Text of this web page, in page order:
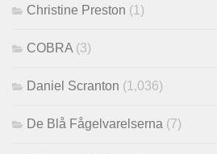
Christine Preston (1)
COBRA (3)
Daniel Scranton (1,036)
De Blå Fågelvarelserna (7)